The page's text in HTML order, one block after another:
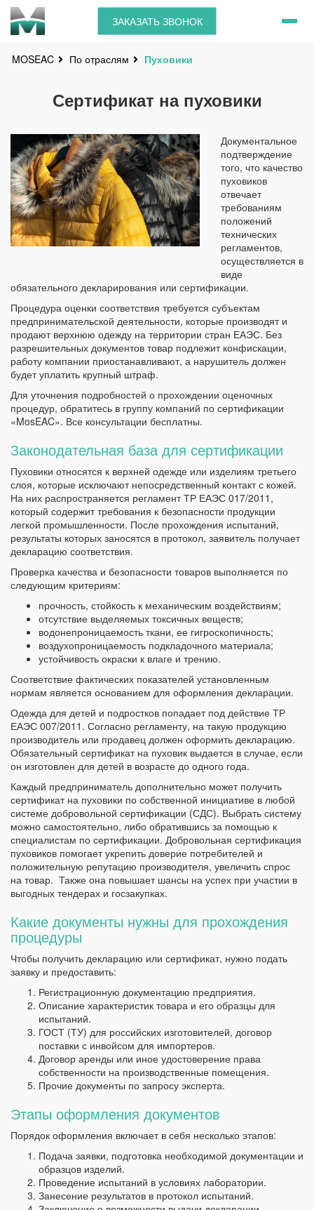
ЗАКАЗАТЬ ЗВОНОК
MOSEAC По отраслям Пуховики
Сертификат на пуховики
Документальное
подтверждение
того, что качество
пуховиков
отвечает
требованиям
положений
технических
регламентов,
осуществляется в
виде
обязательного декларирования или сертификации.
Процедура оценки соответствия требуется субъектам
предпринимательской деятельности, которые производят и
продают верхнюю одежду на территории стран ЕАЭС. Без
разрешительных документов товар подлежит конфискации,
работу компании приостанавливают, а нарушитель должен
будет уплатить крупный штраф.
Для уточнения подробностей о прохождении оценочных
процедур, обратитесь в группу компаний по сертификации
«MosEAC». Все консультации бесплатны.
Законодательная база для сертификации
Пуховики относятся к верхней одежде или изделиям третьего
слоя, которые исключают непосредственный контакт с кожей.
На них распространяется регламент ТР ЕАЭС 017/2011,
который содержит требования к безопасности продукции
легкой промышленности. После прохождения испытаний,
результаты которых заносятся в протокол, заявитель получает
декларацию соответствия.
Проверка качества и безопасности товаров выполняется по
следующим критериям:
прочность, стойкость к механическим воздействиям;
отсутствие выделяемых токсичных веществ;
водонепроницаемость ткани, ее гигроскопичность;
воздухопроницаемость подкладочного материала;
устойчивость окраски к влаге и трению.
Соответствие фактических показателей установленным
нормам является основанием для оформления декларации.
Одежда для детей и подростков попадает под действие ТР
ЕАЭС 007/2011. Согласно регламенту, на такую продукцию
производитель или продавец должен оформить декларацию.
Обязательный сертификат на пуховик выдается в случае, если
он изготовлен для детей в возрасте до одного года.
Каждый предприниматель дополнительно может получить
сертификат на пуховики по собственной инициативе в любой
системе добровольной сертификации (СДС). Выбрать систему
можно самостоятельно, либо обратившись за помощью к
специалистам по сертификации. Добровольная сертификация
пуховиков помогает укрепить доверие потребителей и
положительную репутацию производителя, увеличить спрос
на товар. Также она повышает шансы на успех при участии в
выгодных тендерах и госзакупках.
Какие документы нужны для прохождения
процедуры
Чтобы получить декларацию или сертификат, нужно подать
заявку и предоставить:
Регистрационную документацию предприятия.
Описание характеристик товара и его образцы для
испытаний.
ГОСТ (ТУ) для российских изготовителей, договор
поставки с инвойсом для импортеров.
Договор аренды или иное удостоверение права
собственности на производственные помещения.
Прочие документы по запросу эксперта.
Этапы оформления документов
Порядок оформления включает в себя несколько этапов:
Подача заявки, подготовка необходимой документации и
образцов изделий.
Проведение испытаний в условиях лаборатории.
Занесение результатов в протокол испытаний.